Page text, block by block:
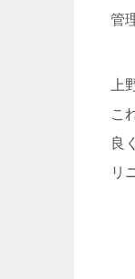
管
上
こ
良
リ